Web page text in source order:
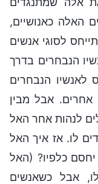
האלה כאנושיים,
לסוגי אנשים
הנבחרים בדרך
לאנשיו הנבחרים
אבל מבין
לנהות אחר האל
לו. אז איך האל
כלפיו? (האל
אבל כשאנשים